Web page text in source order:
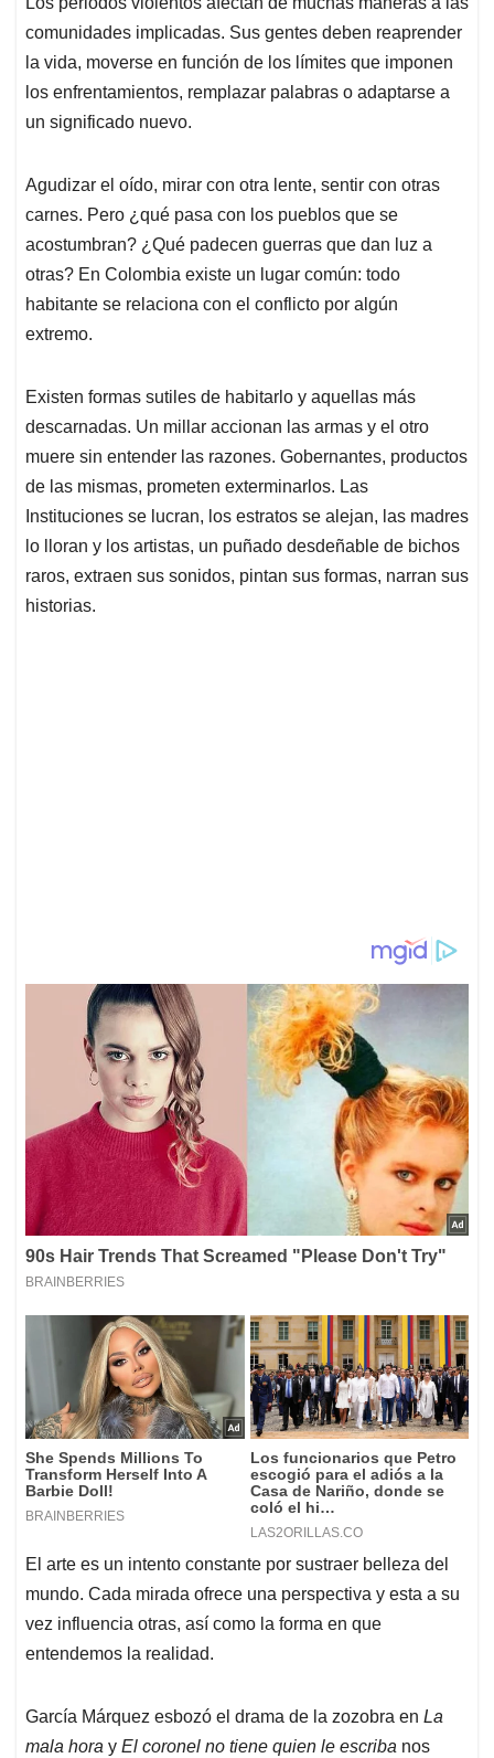
s
A
p
p
b
o
o
k
e
d
I
n
l
a
d
s
comunidades implicadas. Sus gentes deben reaprender
la vida, moverse en función de los límites que imponen
los enfrentamientos, remplazar palabras o adaptarse a
un significado nuevo.
Agudizar el oído, mirar con otra lente, sentir con otras
carnes. Pero ¿qué pasa con los pueblos que se
acostumbran? ¿Qué padecen guerras que dan luz a
otras? En Colombia existe un lugar común: todo
habitante se relaciona con el conflicto por algún
extremo.
Existen formas sutiles de habitarlo y aquellas más
descarnadas. Un millar accionan las armas y el otro
muere sin entender las razones. Gobernantes, productos
de las mismas, prometen exterminarlos. Las
Instituciones se lucran, los estratos se alejan, las madres
lo lloran y los artistas, un puñado desdeñable de bichos
raros, extraen sus sonidos, pintan sus formas, narran sus
historias.
El arte es un intento constante por sustraer belleza del
mundo. Cada mirada ofrece una perspectiva y esta a su
vez influencia otras, así como la forma en que
entendemos la realidad.
García Márquez esbozó el drama de la zozobra en La
mala hora y El coronel no tiene quien le escriba nos